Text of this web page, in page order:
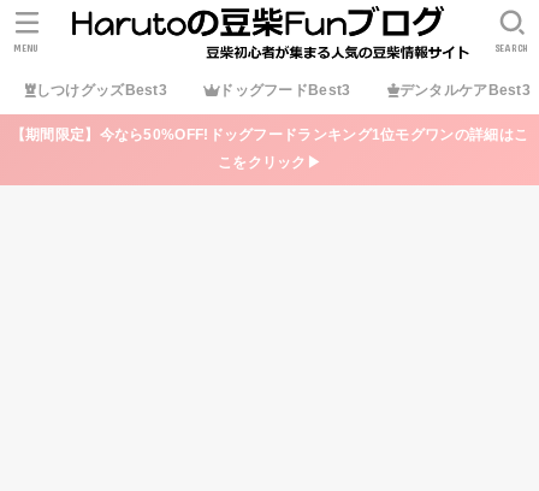
しつけグッズBest3 ドッグフードBest3 デンタルケアBest3
SEARCH
MENU
【期間限定】今なら50%OFF!ドッグフードランキング1位モグワンの詳細はこ
こをクリック▶